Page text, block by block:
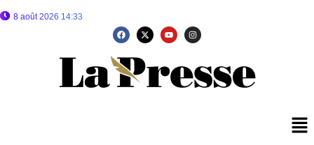
8 août 2026 14:33